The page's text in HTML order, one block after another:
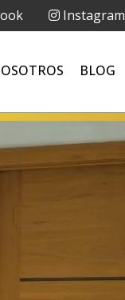
Instagram
BLOG